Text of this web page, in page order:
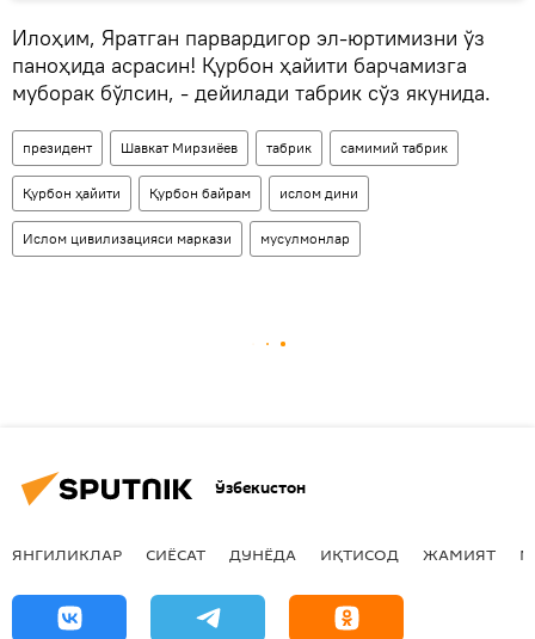
Илоҳим, Яратган парвардигор эл-юртимизни ўз
паноҳида асрасин! Қурбон ҳайити барчамизга
муборак бўлсин, - дейилади табрик сўз якунида.
президент Шавкат Мирзиёев табрик самимий табрик
Қурбон ҳайити Қурбон байрам ислом дини
Ислом цивилизацияси маркази мусулмонлар
Ўзбекистон
ЯНГИЛИКЛАР СИЁСАТ ДУНЁДА ИҚТИСОД ЖАМИЯТ